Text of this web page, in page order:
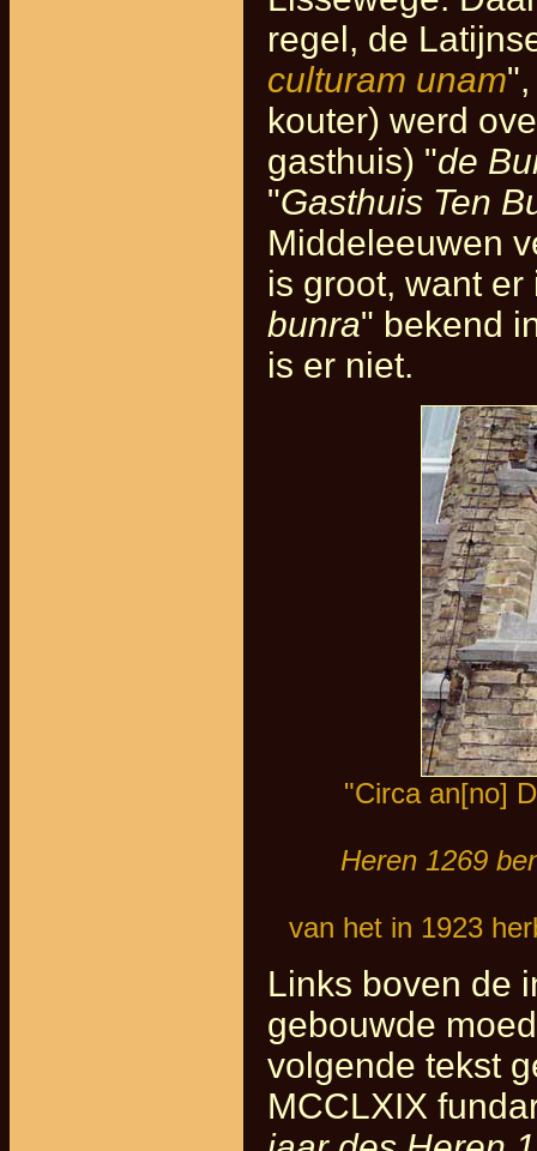
regel, de
culturam unam
kouter) werd
gasthuis) "de
"Gasthuis Ten
Middeleeuwen
is groot, want
bunra" bekend
is er niet.
"Circa an[no]
Heren 1269
van het in 1923
Links boven de
gebouwde
volgende tekst
MCCLXIX